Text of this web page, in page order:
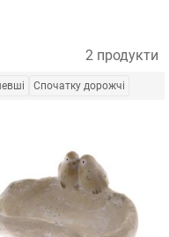
2 продукти
Спочатку дорожчі